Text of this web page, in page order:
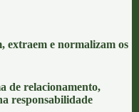
extraem e normalizam os
de relacionamento,
responsabilidade